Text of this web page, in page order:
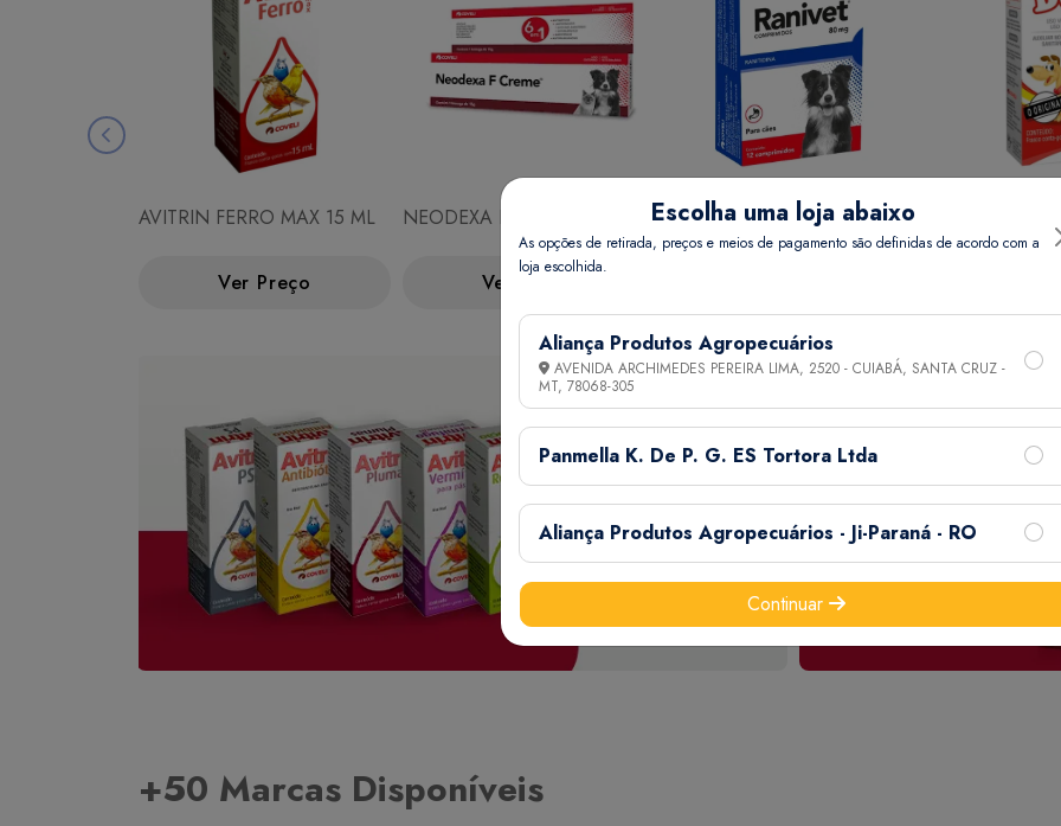
AVITRIN FERRO MAX 15 ML
Ver Preço
NEODEXA F CREME 15 GR
Ver Preço
RANIVET 80 MG COMP 12
Ver
+50 Marcas Disponíveis
Escolha uma loja abaixo
As opções de retirada, preços e meios de pagamento são definidas de acordo com a
loja escolhida.
Aliança Produtos Agropecuários
AVENIDA ARCHIMEDES PEREIRA LIMA, 2520 - CUIABÁ, SANTA CRUZ -
MT, 78068-305
Panmella K. De P. G. ES Tortora Ltda
Aliança Produtos Agropecuários - Ji-Paraná - RO
Continuar